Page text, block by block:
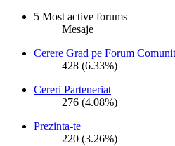
5 Most active forums
Mesaje
Cerere Grad pe Forum
428 (6.33%)
Cereri Parteneriat
276 (4.08%)
Prezinta-te
220 (3.26%)